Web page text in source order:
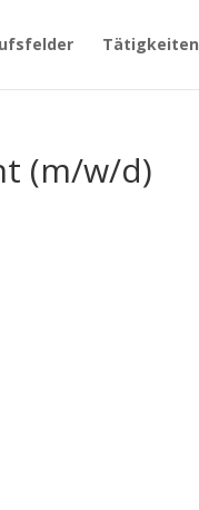
Tätigkeiten
(m/w/d)